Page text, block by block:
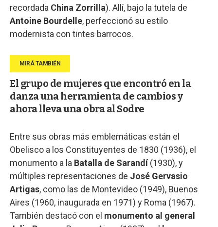
recordada China Zorrilla). Allí, bajo la tutela de
Antoine Bourdelle, perfeccionó su estilo
modernista con tintes barrocos.
El grupo de mujeres que encontró en la
danza una herramienta de cambios y
ahora lleva una obra al Sodre
Entre sus obras más emblemáticas están el
Obelisco a los Constituyentes de 1830 (1936), el
monumento a la Batalla de Sarandí(1930), y
múltiples representaciones de José Gervasio
Artigas, como las de Montevideo (1949), Buenos
Aires (1960, inaugurada en 1971) y Roma (1967).
También destacó con el monumento al general